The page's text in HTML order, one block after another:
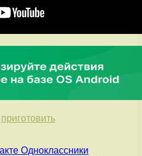
приготовить
Одноклассники